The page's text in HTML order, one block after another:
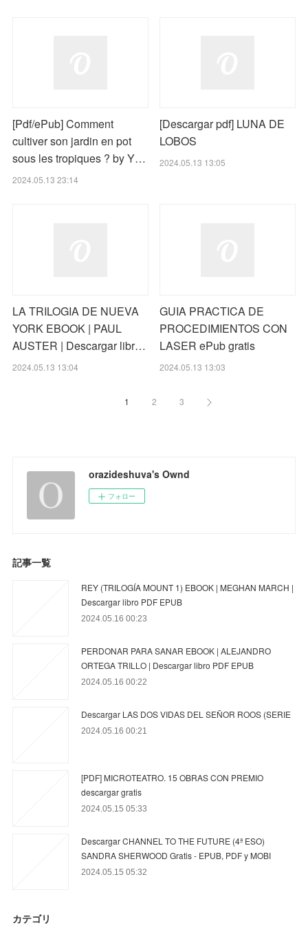
[Pdf/ePub] Comment
cultiver son jardin en pot
sous les tropiques ? by Y…
2024.05.13 23:14
[Descargar pdf] LUNA DE
LOBOS
2024.05.13 13:05
LA TRILOGIA DE NUEVA
YORK EBOOK | PAUL
AUSTER | Descargar libr…
2024.05.13 13:04
GUIA PRACTICA DE
PROCEDIMIENTOS CON
LASER ePub gratis
2024.05.13 13:03
1 2 3
orazideshuva's Ownd
フォロー
記事一覧
REY (TRILOGÍA MOUNT 1) EBOOK | MEGHAN MARCH |
Descargar libro PDF EPUB
2024.05.16 00:23
PERDONAR PARA SANAR EBOOK | ALEJANDRO
ORTEGA TRILLO | Descargar libro PDF EPUB
2024.05.16 00:22
Descargar LAS DOS VIDAS DEL SEÑOR ROOS (SERIE
2024.05.16 00:21
[PDF] MICROTEATRO. 15 OBRAS CON PREMIO
descargar gratis
2024.05.15 05:33
Descargar CHANNEL TO THE FUTURE (4ª ESO)
SANDRA SHERWOOD Gratis - EPUB, PDF y MOBI
2024.05.15 05:32
カテゴリ